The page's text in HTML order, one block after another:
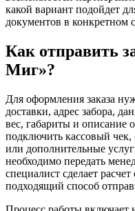
какой вариант подойдет
документов в конкретном
Как отправить
Миг»?
Для оформления заказа
доставки, адрес забора,
вес, габариты и описание
подключить кассовый
или дополнительные
необходимо передать
специалист сделает
подходящий способ